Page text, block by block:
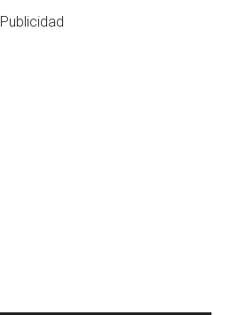
Publicidad